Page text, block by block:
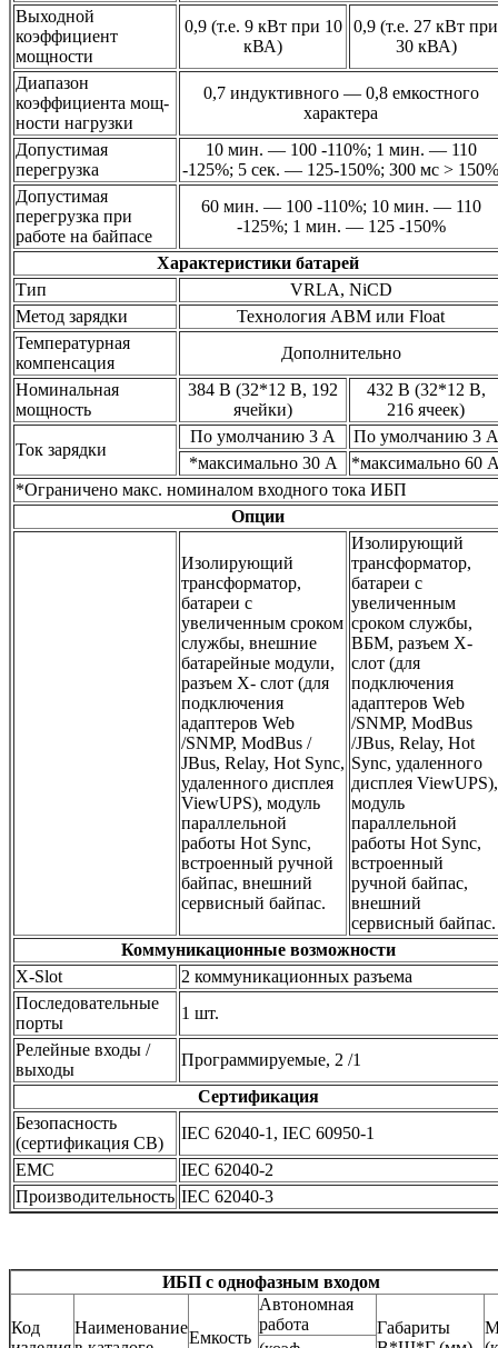
Выходной
коэффициент
мощности
0,9 (т.е. 9 кВт при 10
кВА)
0,9 (т.е. 27 кВт при
30 кВА)
Диапазон
коэффициента мощ-
ности нагрузки
0,7 индуктивного — 0,8 емкостного
характера
Допустимая
перегрузка
10 мин. — 100 -110%; 1 мин. — 110
-125%; 5 сек. — 125-150%; 300 мс > 150%
Допустимая
перегрузка при
работе на байпасе
60 мин. — 100 -110%; 10 мин. — 110
-125%; 1 мин. — 125 -150%
Характеристики батарей
Тип
VRLA, NiCD
Метод зарядки
Технология ABM или Float
Температурная
компенсация
Дополнительно
Номинальная
мощность
384 В (32*12 В, 192
ячейки)
432 В (32*12 В,
216 ячеек)
Ток зарядки
По умолчанию 3 A
По умолчанию 3 A
*максимально 30 A
*максимально 60
*Ограничено макс. номиналом входного тока ИБП
Опции
Изолирующий
трансформатор,
батареи с
увеличенным сроком
службы, внешние
батарейные модули,
разъем X- слот (для
подключения
адаптеров Web
/SNMP, ModBus /
JBus, Relay, Hot Sync,
удаленного дисплея
ViewUPS), модуль
параллельной
работы Hot Sync,
встроенный ручной
байпас, внешний
сервисный байпас.
Изолирующий
трансформатор,
батареи с
увеличенным
сроком службы,
ВБМ, разъем X-
слот (для
подключения
адаптеров Web
/SNMP, ModBus
/JBus, Relay, Hot
Sync, удаленного
дисплея ViewUPS),
модуль
параллельной
работы Hot Sync,
встроенный
ручной байпас,
внешний
сервисный байпас.
Коммуникационные возможности
X-Slot
2 коммуникационных разъема
Последовательные
порты
1 шт.
Релейные входы /
выходы
Программируемые, 2 /1
Сертификация
Безопасность
(сертификация CB)
IEC 62040-1, IEC 60950-1
EMC
IEC 62040-2
Производительность IEC 62040-3
ИБП с однофазным входом
Код
Наименование
Емкость
Автономная
работа
Габариты